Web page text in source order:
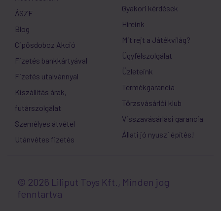
ÁSZF
Blog
Cipősdoboz Akció
Fizetés bankkártyával
Fizetés utalvánnyal
Kiszállítás árak,
futárszolgálat
Személyes átvétel
Utánvétes fizetés
Gyakori kérdések
Híreink
Mit rejt a Játékvilág?
Ügyfélszolgálat
Üzleteink
Termékgarancia
Törzsvásárlói klub
Visszavásárlási garancia
Állati jó nyuszi építés!
© 2026 Liliput Toys Kft., Minden jog
fenntartva